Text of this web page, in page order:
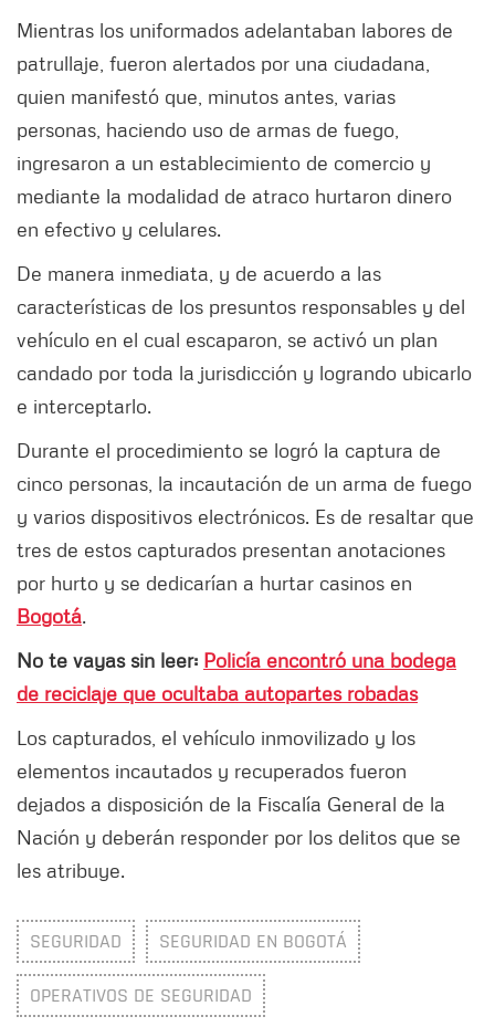
Mientras los uniformados adelantaban labores de
patrullaje, fueron alertados por una ciudadana,
quien manifestó que, minutos antes, varias
personas, haciendo uso de armas de fuego,
ingresaron a un establecimiento de comercio y
mediante la modalidad de atraco hurtaron dinero
en efectivo y celulares.
De manera inmediata, y de acuerdo a las
características de los presuntos responsables y del
vehículo en el cual escaparon, se activó un plan
candado por toda la jurisdicción y logrando ubicarlo
e interceptarlo.
Durante el procedimiento se logró la captura de
cinco personas, la incautación de un arma de fuego
y varios dispositivos electrónicos. Es de resaltar que
tres de estos capturados presentan anotaciones
por hurto y se dedicarían a hurtar casinos en
Bogotá.
No te vayas sin leer: Policía encontró una bodega
de reciclaje que ocultaba autopartes robadas
Los capturados, el vehículo inmovilizado y los
elementos incautados y recuperados fueron
dejados a disposición de la Fiscalía General de la
Nación y deberán responder por los delitos que se
les atribuye.
SEGURIDAD SEGURIDAD EN BOGOTÁ
OPERATIVOS DE SEGURIDAD